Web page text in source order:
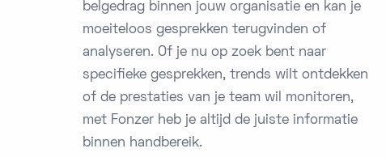
belgedrag binnen jouw organisatie en kan je
moeiteloos gesprekken terugvinden of
analyseren. Of je nu op zoek bent naar
specifieke gesprekken, trends wilt ontdekken
of de prestaties van je team wil monitoren,
met Fonzer heb je altijd de juiste informatie
binnen handbereik.